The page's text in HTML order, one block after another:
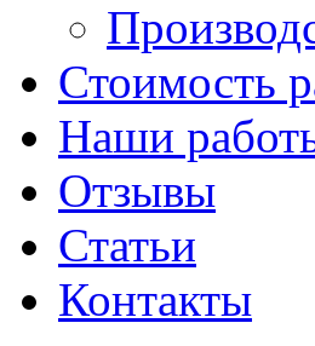
Стоимость
Наши
Отзывы
Статьи
Контакты